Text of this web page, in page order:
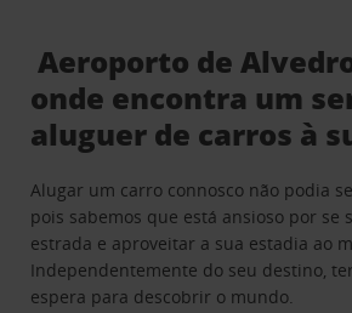
Aeroporto de
onde encontra um
aluguer de carros à
Alugar um carro connosco não podia
pois sabemos que está ansioso por se
estrada e aproveitar a sua estadia ao
Independentemente do seu destino,
espera para descobrir o mundo.